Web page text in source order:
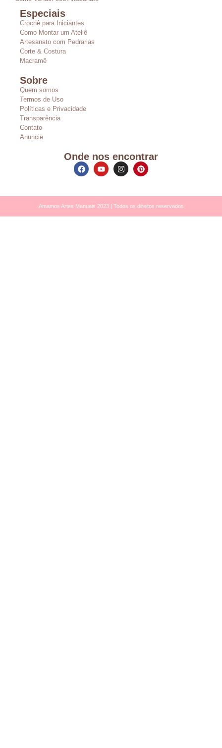
Especiais
Crochê para Iniciantes
Como Montar um Ateliê
Artesanato com Pedrarias
Corte & Costura
Macramê
Sobre
Quem somos
Termos de Uso
Políticas e Privacidade
Transparência
Contato
Anuncie
Onde nos encontrar
Amamos Artes Manuais 2023 | Todos os direitos reservados